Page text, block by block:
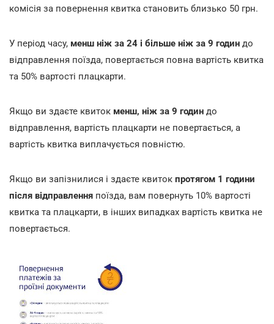
комісія за повернення квитка становить близько 50 грн.
У період часу, менш ніж за 24 і більше ніж за 9 годин до
відправлення поїзда, повертається повна вартість квитка
та 50% вартості плацкарти.
Якщо ви здаєте квиток менш, ніж за 9 годин до
відправлення, вартість плацкарти не повертається, а
вартість квитка виплачується повністю.
Якщо ви запізнилися і здаєте квиток протягом 1 години
після відправлення поїзда, вам повернуть 10% вартості
квитка та плацкарти, в інших випадках вартість квитка не
повертається.